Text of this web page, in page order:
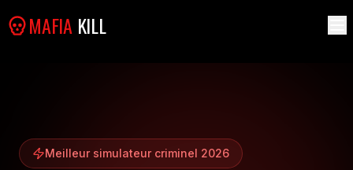
MAFIA KILL
Meilleur simulateur criminel 2026